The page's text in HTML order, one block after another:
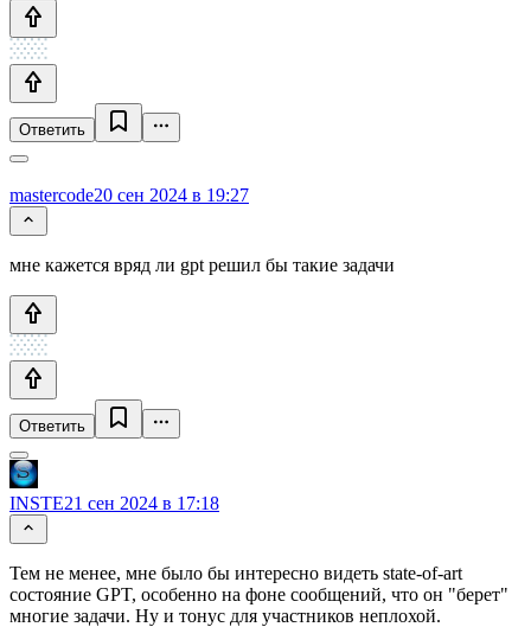
Ответить
mastercode20 сен 2024 в 19:27
мне кажется вряд ли gpt решил бы такие задачи
Ответить
INSTE21 сен 2024 в 17:18
Тем не менее, мне было бы интересно видеть state-of-art
состояние GPT, особенно на фоне сообщений, что он "берет"
многие задачи. Ну и тонус для участников неплохой.